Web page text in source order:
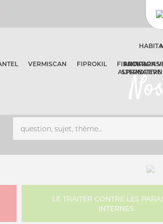
SOLUTION
ALTERNATIVE
VERMISCAN FIPROKIL
FIPROKIL
SPRAY
LE TRAITER CONTRE LES
INTERNES